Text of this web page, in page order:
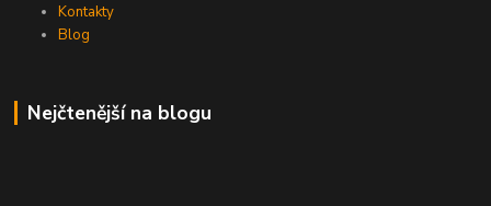
Kontakty
Blog
Nejčtenější na blogu